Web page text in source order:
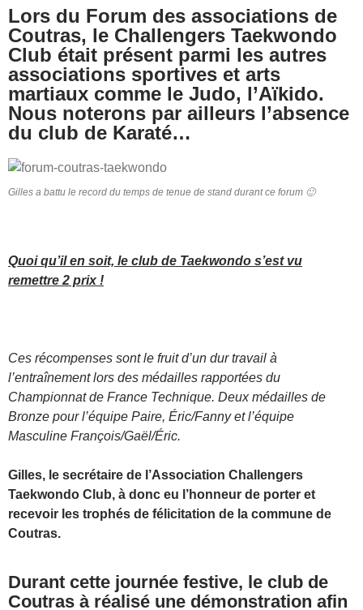
Lors du Forum des associations de
Coutras, le Challengers Taekwondo
Club était présent parmi les autres
associations sportives et arts
martiaux comme le Judo, l’Aïkido.
Nous noterons par ailleurs l’absence
du club de Karaté…
Gilles a battu le record du temps de tenue de stand durant ce forum 🙂
Quoi qu’il en soit, le club de Taekwondo s’est vu
remettre 2 prix !
Ces récompenses sont le fruit d’un dur travail à
l’entraînement lors des médailles rapportées du
Championnat de France Technique. Deux médailles de
Bronze pour l’équipe Paire, Éric/Fanny et l’équipe
Masculine François/Gaël/Éric.
Gilles, le secrétaire de l’Association Challengers
Taekwondo Club, à donc eu l’honneur de porter et
recevoir les trophés de félicitation de la commune de
Coutras.
Durant cette journée festive, le club de
Coutras à réalisé une démonstration afin